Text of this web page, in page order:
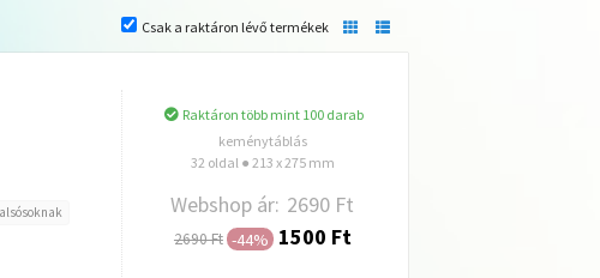
Csak a raktáron lévő termékek
alsósoknak
Raktáron több mint 100 darab
keménytáblás
32 oldal ● 213 x 275 mm
Webshop ár: 2690 Ft
2690 Ft -44% 1500 Ft